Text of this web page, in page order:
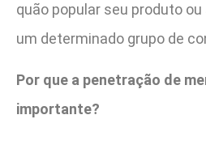
quão popular seu produto
um determinado grupo de
Por que a penetração de
importante?